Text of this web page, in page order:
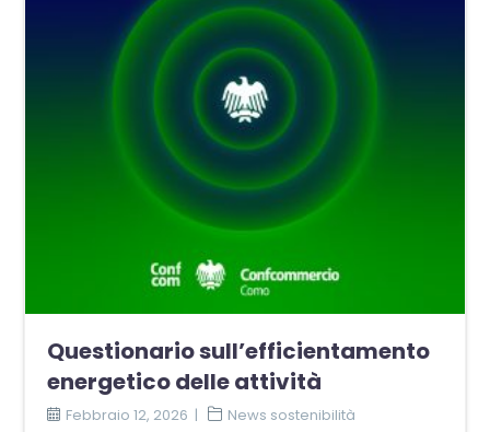
Questionario sull’efficientamento
energetico delle attività
Febbraio 12, 2026 News sostenibilità